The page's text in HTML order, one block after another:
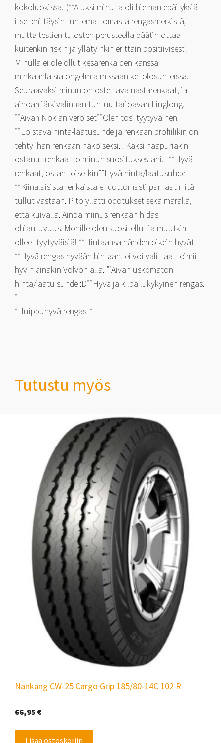
kokoluokissa. :)””Aluksi minulla oli hieman epäilyksiä
itselleni täysin tuntemattomasta rengasmerkistä,
mutta testien tulosten perusteella päätin ottaa
kuitenkin riskin ja yllätyinkin erittäin positiivisesti.
Minulla ei ole ollut kesärenkaiden kanssa
minkäänlaisia ongelmia missään keliolosuhteissa.
Seuraavaksi minun on ostettava nastarenkaat, ja
ainoan järkivalinnan tuntuu tarjoavan Linglong.
””Aivan Nokian veroiset””Olen tosi tyytyväinen.
””Loistava hinta-laatusuhde ja renkaan profiilikin on
tehty ihan renkaan näköiseksi. . Kaksi naapuriakin
ostanut renkaat jo minun suosituksestani. . ””Hyvät
renkaat, ostan toisetkin””Hyvä hinta/laatusuhde.
””Kiinalaisista renkaista ehdottomasti parhaat mitä
tullut vastaan. Pito yllätti odotukset sekä märällä,
että kuivalla. Ainoa miinus renkaan hidas
ohjautuvuus. Monille olen suositellut ja muutkin
olleet tyytyväisiä! ””Hintaansa nähden oikein hyvät.
””Hyvä rengas hyvään hintaan, ei voi valittaa, toimii
hyvin ainakin Volvon alla. ””Aivan uskomaton
hinta/laatu suhde :D””Hyvä ja kilpailukykyinen rengas.
”
”Huippuhyvä rengas. ”
Tutustu myös
Nankang CW-25 Cargo Grip 185/80-14C 102 R
66,95 €
Lisää ostoskoriin